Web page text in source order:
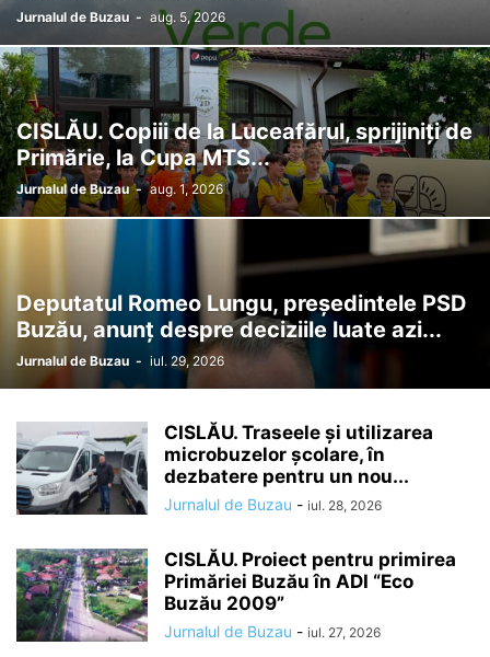
Jurnalul de Buzau - aug. 5, 2026
CISLĂU. Copiii de la Luceafărul, sprijiniți de
Primărie, la Cupa MTS...
Jurnalul de Buzau - aug. 1, 2026
Deputatul Romeo Lungu, președintele PSD
Buzău, anunț despre deciziile luate azi...
Jurnalul de Buzau - iul. 29, 2026
CISLĂU. Traseele și utilizarea
microbuzelor școlare, în
dezbatere pentru un nou...
Jurnalul de Buzau - iul. 28, 2026
CISLĂU. Proiect pentru primirea
Primăriei Buzău în ADI “Eco
Buzău 2009”
Jurnalul de Buzau - iul. 27, 2026